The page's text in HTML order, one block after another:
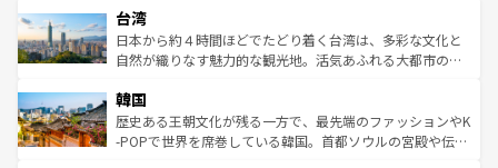
人々、おいしいローカルフードやハワイアンミュージッ
ク、伝統的なフラダンスなど、すべてがハワイの魅力を彩
っている。訪れるたびに新しい発見と感動が待っているハ
はコンテンツ一覧
リアリーフや大陸中央部にそびえるウルル（エアーズロッ
ク）、タスマニアの美しい原生林やケアンズの熱帯雨林な
ど、見どころがたくさん。また、カフェやワイン、オージ
いる。アクティビティも充実しており、サーフィンやダイ
ビング、ハイキングなど、アウトドア好きにはたまらな
い。オーストラリアの多彩な魅力を存分に味わいつくそ
台湾
日本から約４時間ほどでたどり着く台湾は、多彩な文化と
自然が織りなす魅力的な観光地。活気あふれる大都市の台
ン）、静ひつな山岳地帯である台湾東部など、都市の喧騒
と山間の静けさが共存しており、訪れる人に新しい発見と
驚きをもたらしてくれる。また、奥深い台湾の食文化も魅
韓国
歴史ある王朝文化が残る一方で、最先端のファッションやK
-POPで世界を席巻している韓国。首都ソウルの宮殿や伝統